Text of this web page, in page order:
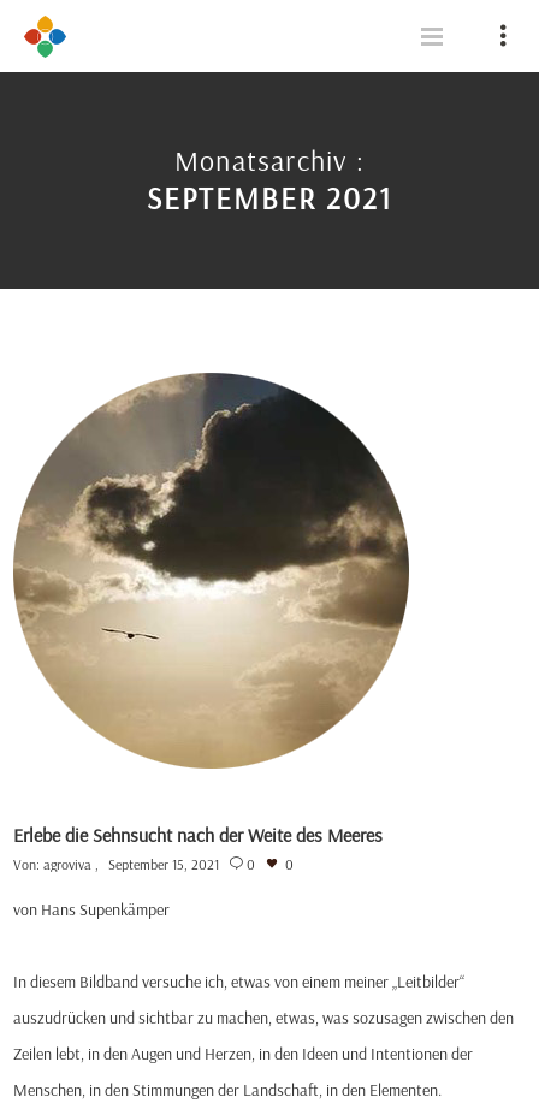
Monatsarchiv :
SEPTEMBER 2021
Erlebe die Sehnsucht nach der Weite des Meeres
Von:agroviva September 15, 2021 0 0
von Hans Supenkämper
In diesem Bildband versuche ich, etwas von einem meiner „Leitbilder“
auszudrücken und sichtbar zu machen, etwas, was sozusagen zwischen den
Zeilen lebt, in den Augen und Herzen, in den Ideen und Intentionen der
Menschen, in den Stimmungen der Landschaft, in den Elementen.